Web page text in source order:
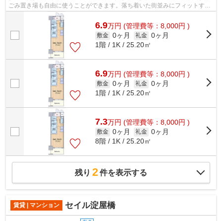
ごみ置き場も自由に使うことができます。落ち着いた街並みにフィットする
外観タイルのマンション。こちらの物件...
6.9万円 (管理費等：8,000円 )
敷金 0ヶ月 礼金 0ヶ月
1階 / 1K / 25.20㎡
6.9万円 (管理費等：8,000円 )
敷金 0ヶ月 礼金 0ヶ月
1階 / 1K / 25.20㎡
7.3万円 (管理費等：8,000円 )
敷金 0ヶ月 礼金 0ヶ月
8階 / 1K / 25.20㎡
残り 2件を表示する
賃貸 | マンション セイル淀屋橋